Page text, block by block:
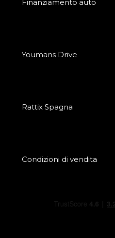
Finanziamento auto
Youmans Drive
Rattix Spagna
Condizioni di vendita